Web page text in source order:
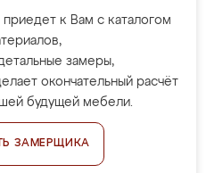
к Вам с каталогом
замеры,
окончательный расчёт
будущей мебели.
ЗАМЕРЩИКА